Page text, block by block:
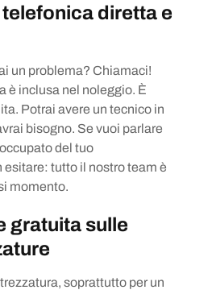
diretta e
un problema? Chiamaci!
è inclusa nel noleggio. È
Potrai avere un tecnico in
bisogno. Se vuoi parlare
del tuo
tutto il nostro team è
momento.
gratuita sulle
soprattutto per un